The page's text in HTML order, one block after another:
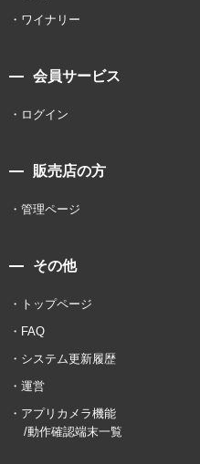
ワイナリー
会員サービス
ログイン
販売店の方
管理ページ
その他
トップページ
FAQ
システム更新履歴
運営
アプリカメラ機能
/動作確認端末一覧